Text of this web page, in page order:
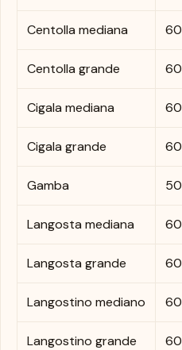
Centolla mediana 60
Centolla grande 60
Cigala mediana 60
Cigala grande 60
Gamba 50
Langosta mediana 60
Langosta grande 60
Langostino mediano 60
Langostino grande 60